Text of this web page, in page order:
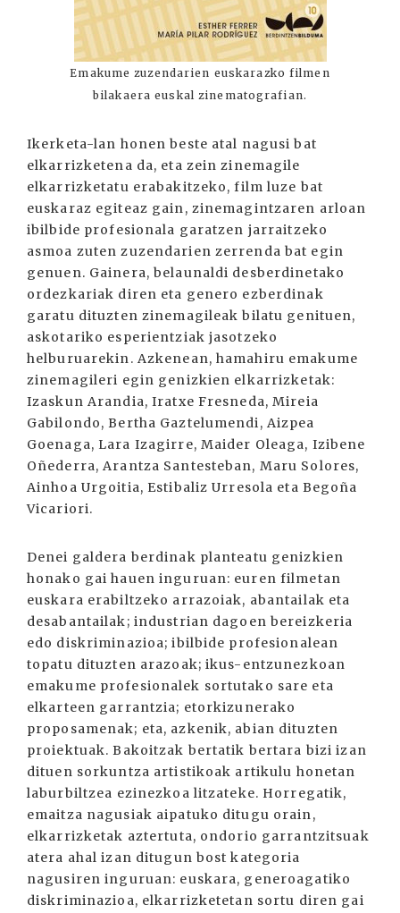
Emakume zuzendarien euskarazko filmen
bilakaera euskal zinematografian.
Ikerketa-lan honen beste atal nagusi bat
elkarrizketena da, eta zein zinemagile
elkarrizketatu erabakitzeko, film luze bat
euskaraz egiteaz gain, zinemagintzaren arloan
ibilbide profesionala garatzen jarraitzeko
asmoa zuten zuzendarien zerrenda bat egin
genuen. Gainera, belaunaldi desberdinetako
ordezkariak diren eta genero ezberdinak
garatu dituzten zinemagileak bilatu genituen,
askotariko esperientziak jasotzeko
helburuarekin. Azkenean, hamahiru emakume
zinemagileri egin genizkien elkarrizketak:
Izaskun Arandia, Iratxe Fresneda, Mireia
Gabilondo, Bertha Gaztelumendi, Aizpea
Goenaga, Lara Izagirre, Maider Oleaga, Izibene
Oñederra, Arantza Santesteban, Maru Solores,
Ainhoa Urgoitia, Estibaliz Urresola eta Begoña
Vicariori.
Denei galdera berdinak planteatu genizkien
honako gai hauen inguruan: euren filmetan
euskara erabiltzeko arrazoiak, abantailak eta
desabantailak; industrian dagoen bereizkeria
edo diskriminazioa; ibilbide profesionalean
topatu dituzten arazoak; ikus-entzunezkoan
emakume profesionalek sortutako sare eta
elkarteen garrantzia; etorkizunerako
proposamenak; eta, azkenik, abian dituzten
proiektuak. Bakoitzak bertatik bertara bizi izan
dituen sorkuntza artistikoak artikulu honetan
laburbiltzea ezinezkoa litzateke. Horregatik,
emaitza nagusiak aipatuko ditugu orain,
elkarrizketak aztertuta, ondorio garrantzitsuak
atera ahal izan ditugun bost kategoria
nagusiren inguruan: euskara, generoagatiko
diskriminazioa, elkarrizketetan sortu diren gai